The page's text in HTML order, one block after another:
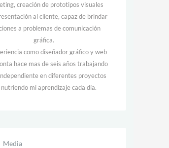
creación de prototipos visuales
al cliente, capaz de brindar
a problemas de comunicación
gráfica.
como diseñador gráfico y web
hace mas de seis años trabajando
en diferentes proyectos
mi aprendizaje cada día.
Media